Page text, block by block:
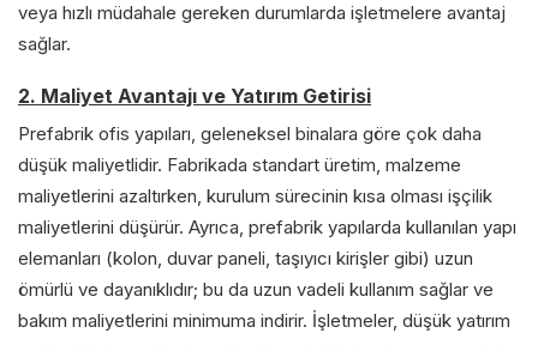
veya hızlı müdahale gereken durumlarda işletmelere avantaj
sağlar.
2. Maliyet Avantajı ve Yatırım Getirisi
Prefabrik ofis yapıları, geleneksel binalara göre çok daha
düşük maliyetlidir. Fabrikada standart üretim, malzeme
maliyetlerini azaltırken, kurulum sürecinin kısa olması işçilik
maliyetlerini düşürür. Ayrıca, prefabrik yapılarda kullanılan yapı
elemanları (kolon, duvar paneli, taşıyıcı kirişler gibi) uzun
ömürlü ve dayanıklıdır; bu da uzun vadeli kullanım sağlar ve
bakım maliyetlerini minimuma indirir. İşletmeler, düşük yatırım